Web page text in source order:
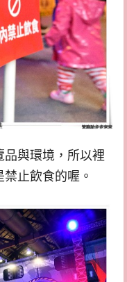
與環境，所以裡
止飲食的喔。